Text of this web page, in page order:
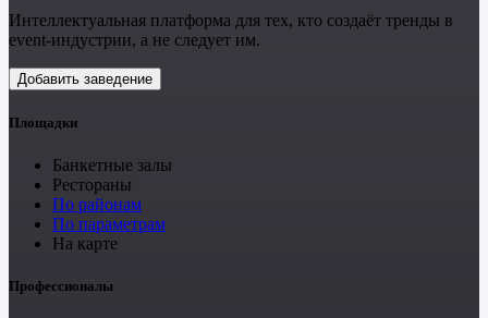
Интеллектуальная платформа для тех, кто создаёт тренды в
event-индустрии, а не следует им.
Добавить заведение
Площадки
Банкетные залы
Рестораны
По районам
По параметрам
На карте
Профессионалы